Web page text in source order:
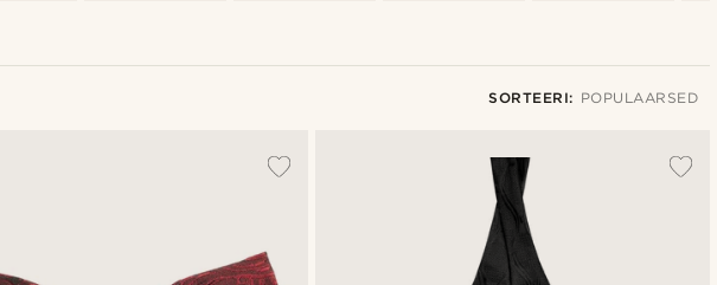
SORTEERI: POPULAARSED
Populaarsed
Uusim
Madala hind
Kõrgeim hind